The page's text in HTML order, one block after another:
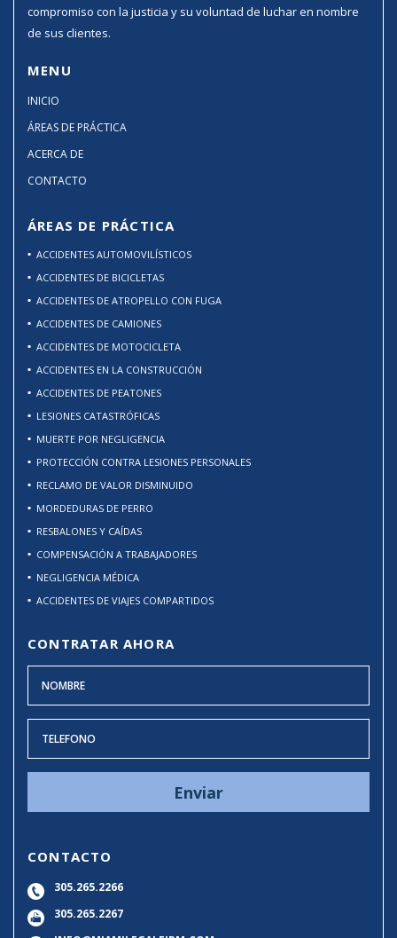
compromiso con la justicia y su voluntad de luchar en nombre
de sus clientes.
MENU
INICIO
ÁREAS DE PRÁCTICA
ACERCA DE
CONTACTO
ÁREAS DE PRÁCTICA
ACCIDENTES AUTOMOVILÍSTICOS
ACCIDENTES DE BICICLETAS
ACCIDENTES DE ATROPELLO CON FUGA
ACCIDENTES DE CAMIONES
ACCIDENTES DE MOTOCICLETA
ACCIDENTES EN LA CONSTRUCCIÓN
ACCIDENTES DE PEATONES
LESIONES CATASTRÓFICAS
MUERTE POR NEGLIGENCIA
PROTECCIÓN CONTRA LESIONES PERSONALES
RECLAMO DE VALOR DISMINUIDO
MORDEDURAS DE PERRO
RESBALONES Y CAÍDAS
COMPENSACIÓN A TRABAJADORES
NEGLIGENCIA MÉDICA
ACCIDENTES DE VIAJES COMPARTIDOS
CONTRATAR AHORA
CONTACTO
305.265.2266
305.265.2267